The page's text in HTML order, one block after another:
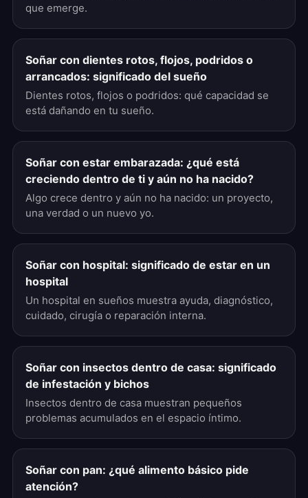
que emerge.
Soñar con dientes rotos, flojos, podridos o
arrancados: significado del sueño
Dientes rotos, flojos o podridos: qué capacidad se
está dañando en tu sueño.
Soñar con estar embarazada: ¿qué está
creciendo dentro de ti y aún no ha nacido?
Algo crece dentro y aún no ha nacido: un proyecto,
una verdad o un nuevo yo.
Soñar con hospital: significado de estar en un
hospital
Un hospital en sueños muestra ayuda, diagnóstico,
cuidado, cirugía o reparación interna.
Soñar con insectos dentro de casa: significado
de infestación y bichos
Insectos dentro de casa muestran pequeños
problemas acumulados en el espacio íntimo.
Soñar con pan: ¿qué alimento básico pide
atención?